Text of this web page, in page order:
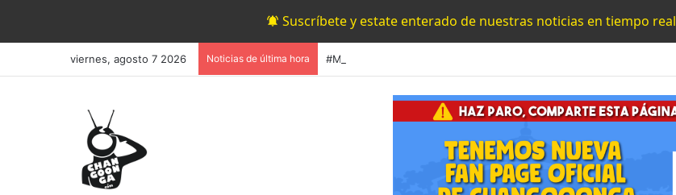
Suscríbete y estate enterado de nuestras noticias en tiempo real
viernes, agosto 7 2026 Noticias de última hora